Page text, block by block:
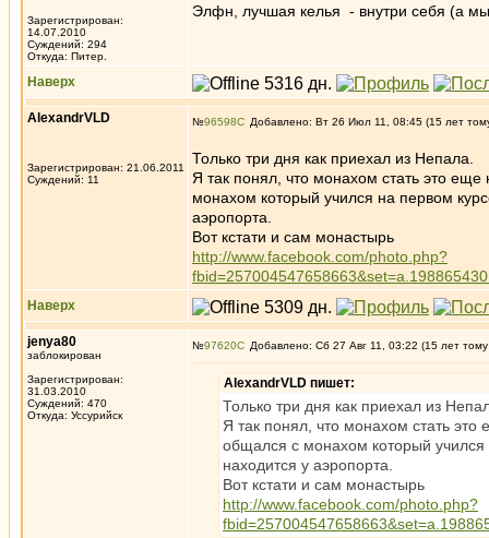
Зарегистрирован:
14.07.2010
Суждений: 294
Откуда: Питер.
Элфн, лучшая келья - внутри себя (а
Наверх
AlexandrVLD
Зарегистрирован: 21.06.2011
Суждений: 11
№96598 Добавлено: Вт 26 Июл 11, 08:45 (15 лет
Только три дня как приехал из Непала.
Я так понял, что монахом стать это
монахом который учился на первом
аэропорта.
Вот кстати и сам монастырь
http://www.facebook.com/photo.php?
Наверх
jenya80
заблокирован
Зарегистрирован:
31.03.2010
Суждений: 470
Откуда: Уссурийск
№97620 Добавлено: Сб 27 Авг 11, 03:22 (15 лет
AlexandrVLD пишет:
Только три дня как приехал из
Я так понял, что монахом стать
общался с монахом который учился
находится у аэропорта.
Вот кстати и сам монастырь
http://www.facebook.com/photo.php?